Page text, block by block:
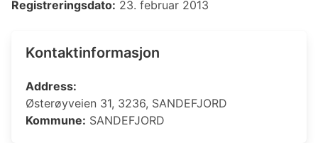
Registreringsdato: 23. februar 2013
Kontaktinformasjon
Address:
Østerøyveien 31, 3236, SANDEFJORD
Kommune: SANDEFJORD